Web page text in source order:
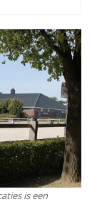
is een